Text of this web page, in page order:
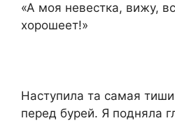
«А моя невестка, вижу,
хорошеет!»
Наступила та самая
перед бурей. Я подняла